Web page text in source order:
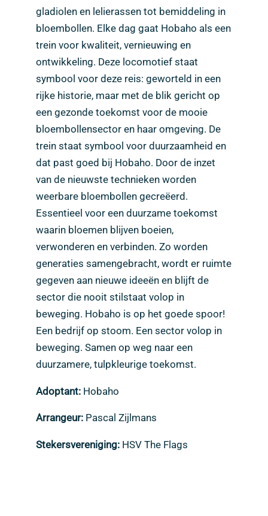
gladiolen en lelierassen tot bemiddeling in
bloembollen. Elke dag gaat Hobaho als een
trein voor kwaliteit, vernieuwing en
ontwikkeling. Deze locomotief staat
symbool voor deze reis: geworteld in een
rijke historie, maar met de blik gericht op
een gezonde toekomst voor de mooie
bloembollensector en haar omgeving. De
trein staat symbool voor duurzaamheid en
dat past goed bij Hobaho. Door de inzet
van de nieuwste technieken worden
weerbare bloembollen gecreëerd.
Essentieel voor een duurzame toekomst
waarin bloemen blijven boeien,
verwonderen en verbinden. Zo worden
generaties samengebracht, wordt er ruimte
gegeven aan nieuwe ideeën en blijft de
sector die nooit stilstaat volop in
beweging. Hobaho is op het goede spoor!
Een bedrijf op stoom. Een sector volop in
beweging. Samen op weg naar een
duurzamere, tulpkleurige toekomst.
Adoptant: Hobaho
Arrangeur: Pascal Zijlmans
Stekersvereniging: HSV The Flags